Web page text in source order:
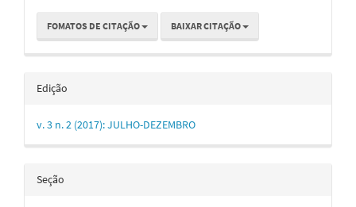
FOMATOS DE CITAÇÃO BAIXAR CITAÇÃO
Edição
v. 3 n. 2 (2017): JULHO-DEZEMBRO
Seção